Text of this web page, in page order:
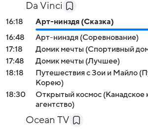
Da Vinci
16:18
Арт-нинздя (Сказка)
16:48
Арт-нинздя (Соревнование)
17:18
Домик мечты (Спортивный
17:48
Домик мечты (Лучшее)
18:18
Путешествия с Зои и Майло
Корею)
18:30
Открытый космос (Канадское
агентство)
Ocean TV